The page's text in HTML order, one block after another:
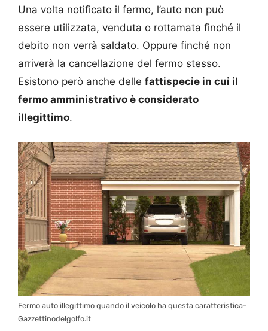
Una volta notificato il fermo, l’auto non può
essere utilizzata, venduta o rottamata finché il
debito non verrà saldato. Oppure finché non
arriverà la cancellazione del fermo stesso.
Esistono però anche delle fattispecie in cui il
fermo amministrativo è considerato
illegittimo.
Fermo auto illegittimo quando il veicolo ha questa caratteristica-
Gazzettinodelgolfo.it